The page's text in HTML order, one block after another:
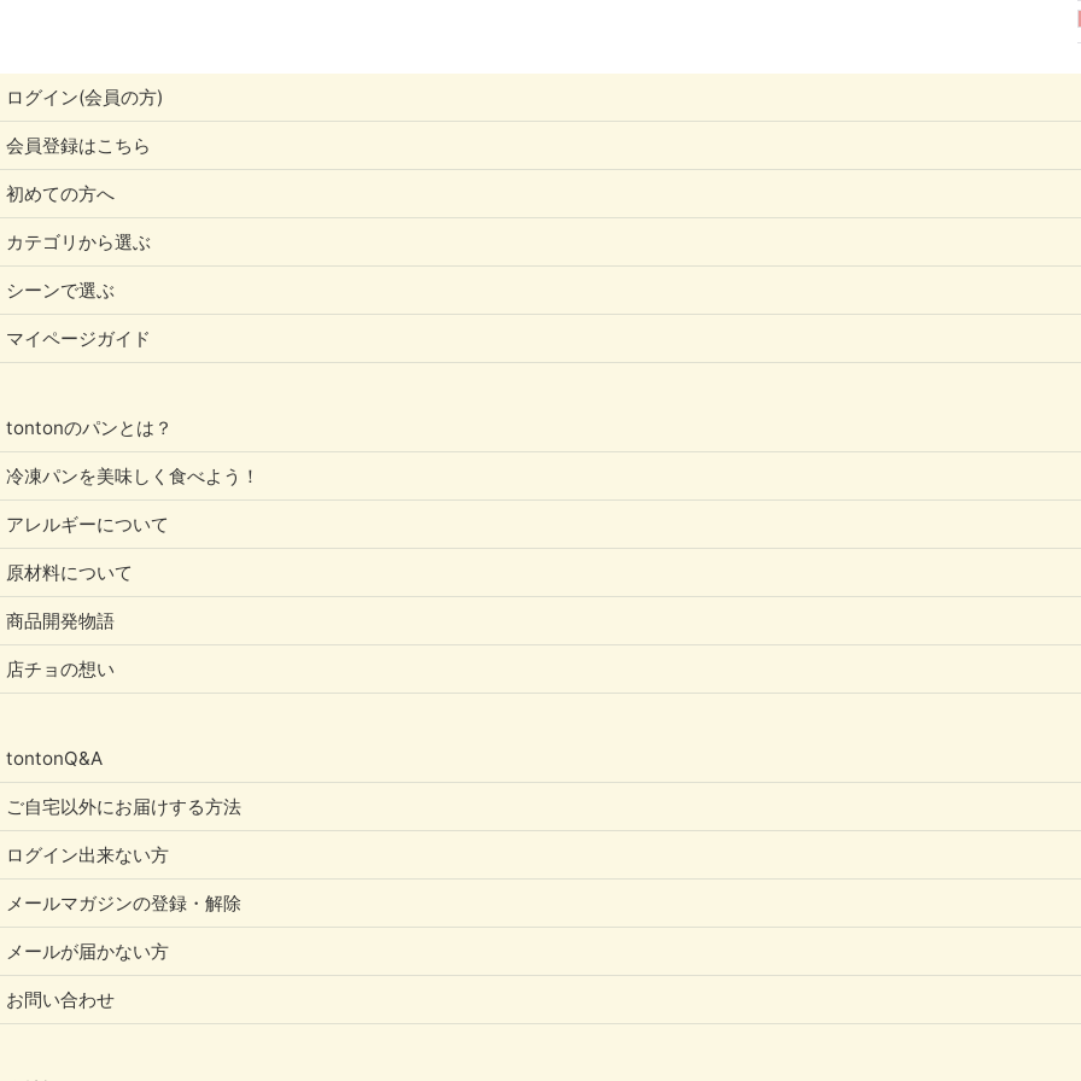
ログイン(会員の方)
会員登録はこちら
初めての方へ
カテゴリから選ぶ
シーンで選ぶ
マイページガイド
tontonのパンとは？
冷凍パンを美味しく食べよう！
アレルギーについて
原材料について
商品開発物語
店チョの想い
tontonQ&A
ご自宅以外にお届けする方法
ログイン出来ない方
メールマガジンの登録・解除
メールが届かない方
お問い合わせ